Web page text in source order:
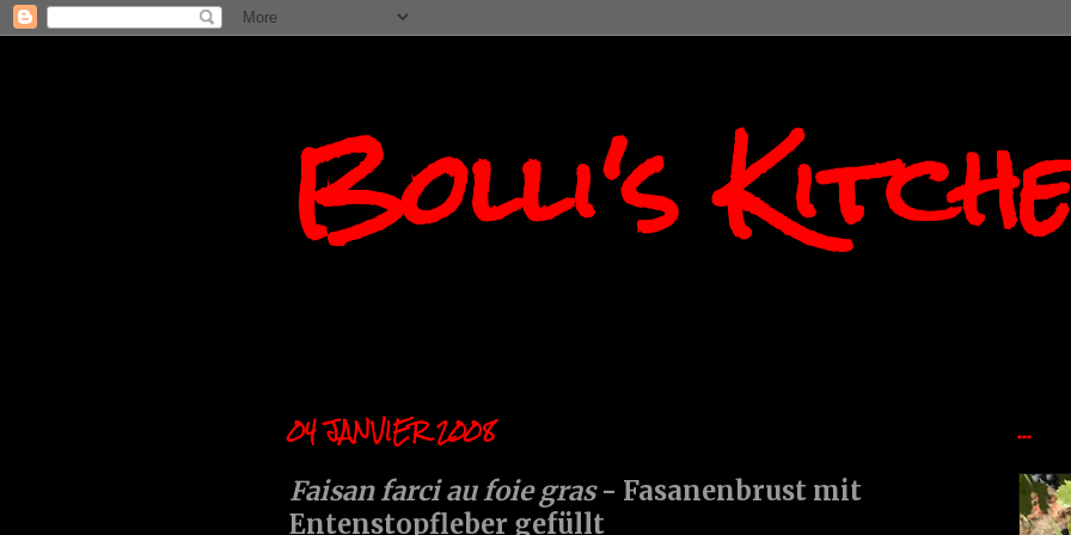
Bolli's
04 JANVIER 2008
Faisan farci au foie gras- Fasanenbrust mit
Entenstopfleber gefüllt
...